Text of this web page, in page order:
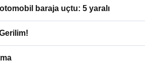
baraja uçtu: 5 yaralı